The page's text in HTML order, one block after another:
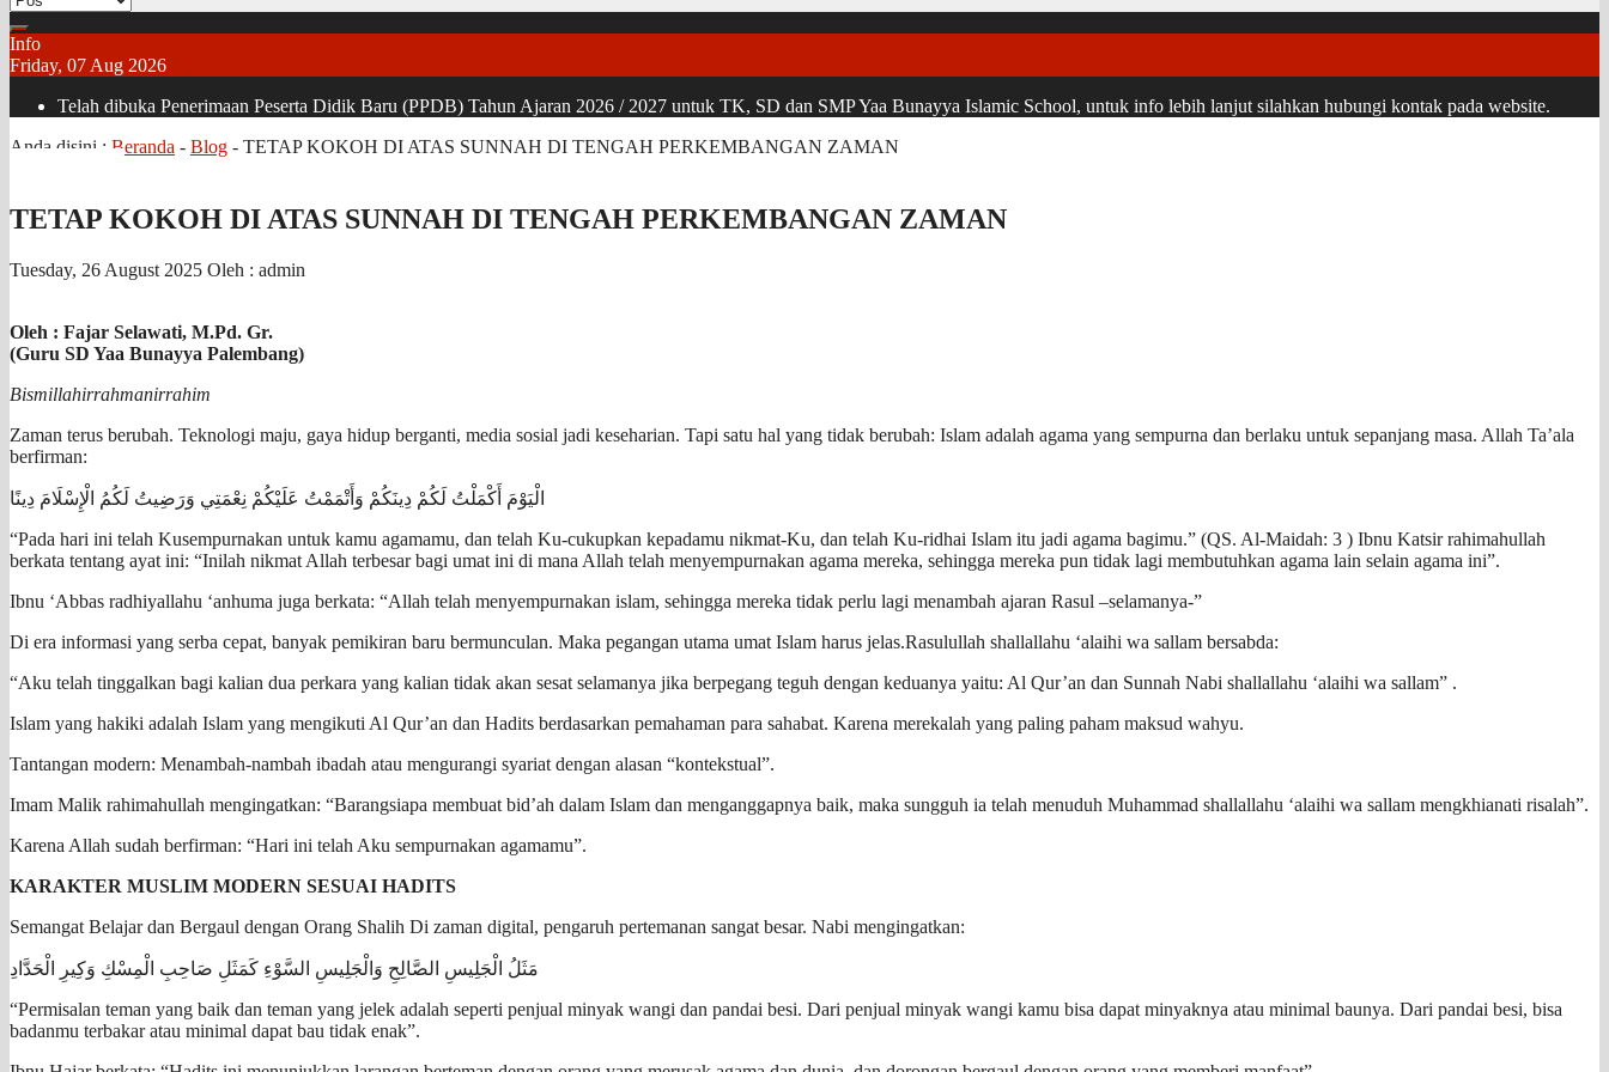
Info
Friday, 07 Aug 2026
Telah dibuka Penerimaan Peserta Didik Baru (PPDB) Tahun Ajaran 2026 / 2027 untuk TK, SD dan SMP Yaa Bunayya Islamic School, untuk info lebih lanjut silahkan hubungi kontak pada website.
Anda disini : Beranda - Blog - TETAP KOKOH DI ATAS SUNNAH DI TENGAH PERKEMBANGAN ZAMAN
TETAP KOKOH DI ATAS SUNNAH DI TENGAH PERKEMBANGAN ZAMAN
Tuesday, 26 August 2025 Oleh : admin
Oleh : Fajar Selawati, M.Pd. Gr.
(Guru SD Yaa Bunayya Palembang)
Bismillahirrahmanirrahim
Zaman terus berubah. Teknologi maju, gaya hidup berganti, media sosial jadi keseharian. Tapi satu hal yang tidak berubah: Islam adalah agama yang sempurna dan berlaku untuk sepanjang masa. Allah Ta’ala
berfirman:
الْيَوْمَ أَكْمَلْتُ لَكُمْ دِينَكُمْ وَأَتْمَمْتُ عَلَيْكُمْ نِعْمَتِي وَرَضِيتُ لَكُمُ الْإِسْلَامَ دِينًا
“Pada hari ini telah Kusempurnakan untuk kamu agamamu, dan telah Ku-cukupkan kepadamu nikmat-Ku, dan telah Ku-ridhai Islam itu jadi agama bagimu.” (QS. Al-Maidah: 3 ) Ibnu Katsir rahimahullah
berkata tentang ayat ini: “Inilah nikmat Allah terbesar bagi umat ini di mana Allah telah menyempurnakan agama mereka, sehingga mereka pun tidak lagi membutuhkan agama lain selain agama ini”.
Ibnu ‘Abbas radhiyallahu ‘anhuma juga berkata: “Allah telah menyempurnakan islam, sehingga mereka tidak perlu lagi menambah ajaran Rasul –selamanya-”
Di era informasi yang serba cepat, banyak pemikiran baru bermunculan. Maka pegangan utama umat Islam harus jelas.Rasulullah shallallahu ‘alaihi wa sallam bersabda:
“Aku telah tinggalkan bagi kalian dua perkara yang kalian tidak akan sesat selamanya jika berpegang teguh dengan keduanya yaitu: Al Qur’an dan Sunnah Nabi shallallahu ‘alaihi wa sallam” .
Islam yang hakiki adalah Islam yang mengikuti Al Qur’an dan Hadits berdasarkan pemahaman para sahabat. Karena merekalah yang paling paham maksud wahyu.
Tantangan modern: Menambah-nambah ibadah atau mengurangi syariat dengan alasan “kontekstual”.
Imam Malik rahimahullah mengingatkan: “Barangsiapa membuat bid’ah dalam Islam dan menganggapnya baik, maka sungguh ia telah menuduh Muhammad shallallahu ‘alaihi wa sallam mengkhianati risalah”.
Karena Allah sudah berfirman: “Hari ini telah Aku sempurnakan agamamu”.
KARAKTER MUSLIM MODERN SESUAI HADITS
Semangat Belajar dan Bergaul dengan Orang Shalih Di zaman digital, pengaruh pertemanan sangat besar. Nabi mengingatkan:
مَثَلُ الْجَلِيسِ الصَّالِحِ وَالْجَلِيسِ السَّوْءِ كَمَثَلِ صَاحِبِ الْمِسْكِ وَكِيرِ الْحَدَّادِ
“Permisalan teman yang baik dan teman yang jelek adalah seperti penjual minyak wangi dan pandai besi. Dari penjual minyak wangi kamu bisa dapat minyaknya atau minimal baunya. Dari pandai besi, bisa
badanmu terbakar atau minimal dapat bau tidak enak”.